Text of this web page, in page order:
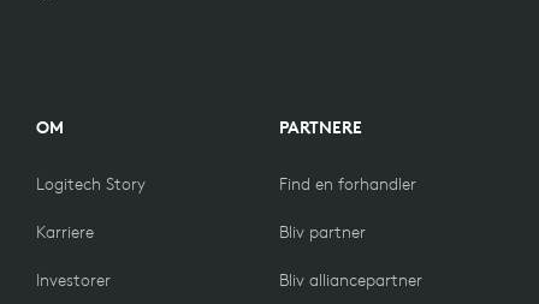
OM
Logitech Story
Karriere
Investorer
PARTNERE
Find en forhandler
Bliv partner
Bliv alliancepartner